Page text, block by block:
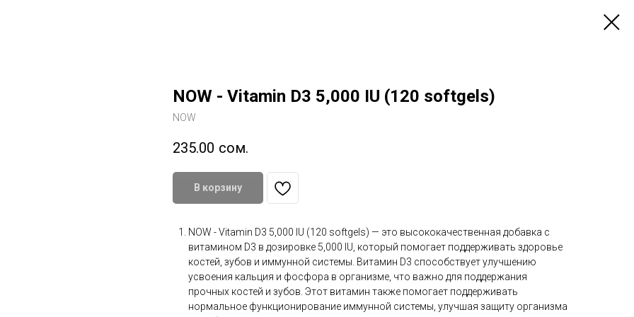
NOW - Vitamin D3 5,000 IU (120 softgels)
NOW
235.00 сом.
В корзину
NOW - Vitamin D3 5,000 IU (120 softgels) — это высококачественная добавка с
витамином D3 в дозировке 5,000 IU, который помогает поддерживать здоровье
костей, зубов и иммунной системы. Витамин D3 способствует улучшению
усвоения кальция и фосфора в организме, что важно для поддержания
прочных костей и зубов. Этот витамин также помогает поддерживать
нормальное функционирование иммунной системы, улучшая защиту организма